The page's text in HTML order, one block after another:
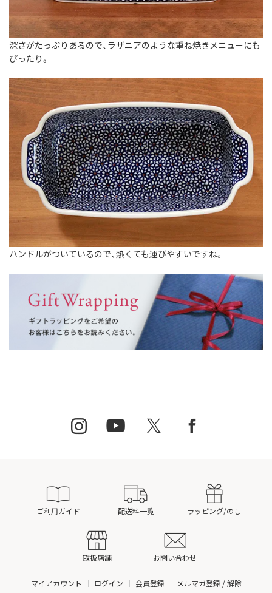
深さがたっぷりあるので、ラザニアのような重ね焼きメニューにも
ぴったり。
ハンドルがついているので、熱くても運びやすいですね。
ご利用ガイド 配送料一覧 ラッピング/のし
取扱店舗 お問い合わせ
マイアカウント ログイン 会員登録
メルマガ登録 / 解除